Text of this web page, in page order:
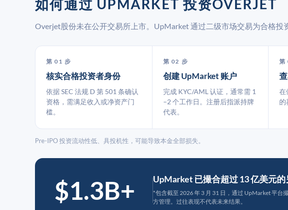
如何通过 UPMARKET 投资OVERJET
Overjet股份未在公开交易所上市。UpMarket 通过二级市场交易为合格投
第 01 步
核实合格投资者身份
依据 SEC 法规 D 第 501 条确认
资格，需满足收入或净资产门
槛。
第 02 步
创建 UpMarket 账户
完成 KYC/AML 认证，通常需 1
–2 个工作日。注册后指派持牌
代表。
第
在
的
Pre-IPO 投资流动性低、具投机性，可能导致本金全部损失。
$1.3B+ UpMarket 已撮合超过 13 亿美元
*包含截至 2026 年 3 月 31 日，通过 UpMarket 平
方管理。过往表现不代表未来结果。